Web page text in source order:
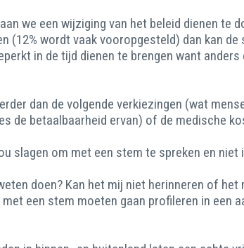
we een wijziging van het beleid dienen
wordt vaak vooropgesteld) dan kan
in de tijd dienen te brengen want
dan de volgende verkiezingen (wat
de betaalbaarheid ervan) of de medische
slagen om met een stem te spreken en
doen? Kan het mij niet herinneren of
een stem moeten gaan profileren in een